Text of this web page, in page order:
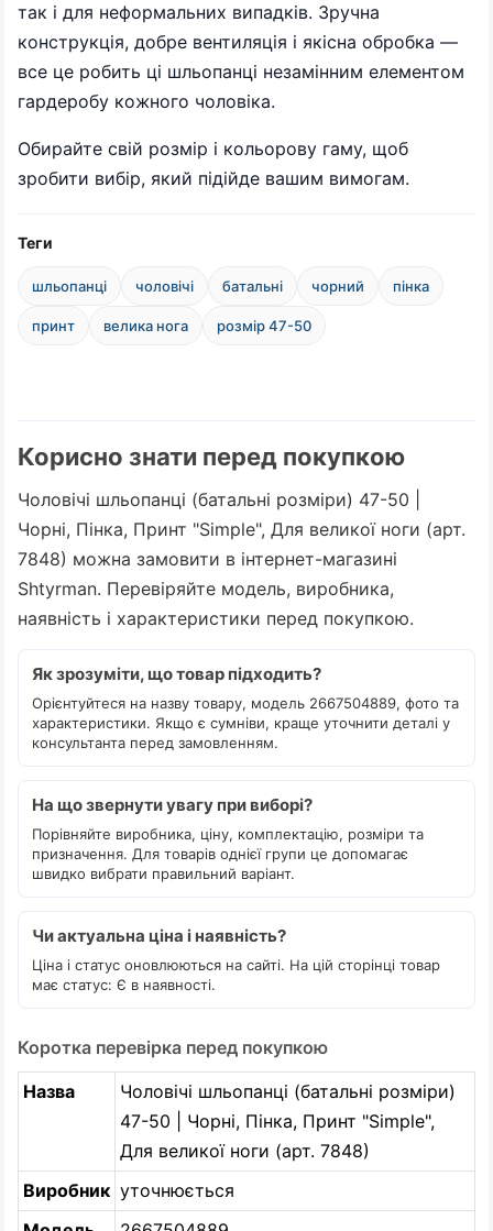
так і для неформальних випадків. Зручна
конструкція, добре вентиляція і якісна обробка —
все це робить ці шльопанці незамінним елементом
гардеробу кожного чоловіка.
Обирайте свій розмір і кольорову гаму, щоб
зробити вибір, який підійде вашим вимогам.
Теги
шльопанці чоловічі батальні чорний пінка
принт велика нога розмір 47-50
Корисно знати перед покупкою
Чоловічі шльопанці (батальні розміри) 47-50 |
Чорні, Пінка, Принт "Simple", Для великої ноги (арт.
7848) можна замовити в інтернет-магазині
Shtyrman. Перевіряйте модель, виробника,
наявність і характеристики перед покупкою.
Як зрозуміти, що товар підходить?
Орієнтуйтеся на назву товару, модель 2667504889, фото та
характеристики. Якщо є сумніви, краще уточнити деталі у
консультанта перед замовленням.
На що звернути увагу при виборі?
Порівняйте виробника, ціну, комплектацію, розміри та
призначення. Для товарів однієї групи це допомагає
швидко вибрати правильний варіант.
Чи актуальна ціна і наявність?
Ціна і статус оновлюються на сайті. На цій сторінці товар
має статус: Є в наявності.
Коротка перевірка перед покупкою
Назва
Чоловічі шльопанці (батальні розміри)
47-50 | Чорні, Пінка, Принт "Simple",
Для великої ноги (арт. 7848)
Виробник уточнюється